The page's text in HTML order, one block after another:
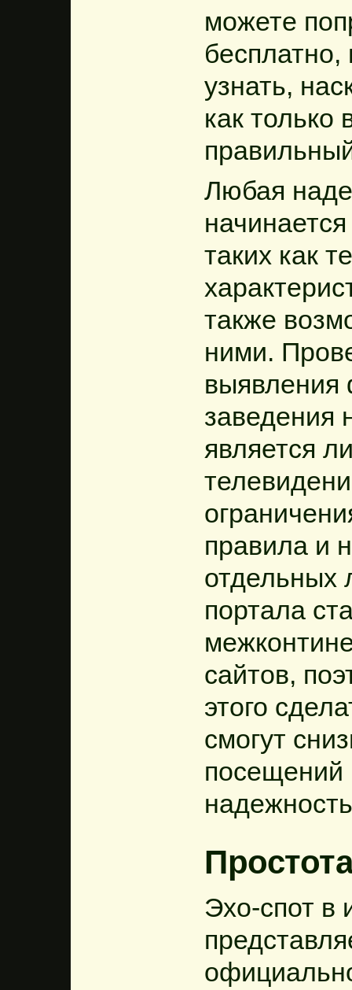
можете
узнать,
как только
Любая
таких как
также
ними.
выявления
заведения
является
правила и
отдельных
портала
сайтов,
этого
смогут
посещений
Эхо-спот в